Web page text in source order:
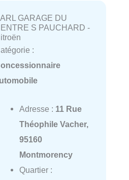
GARAGE DU
S PAUCHARD -
:
Adresse : 11 Rue
Théophile Vacher,
95160
Montmorency
Quartier :